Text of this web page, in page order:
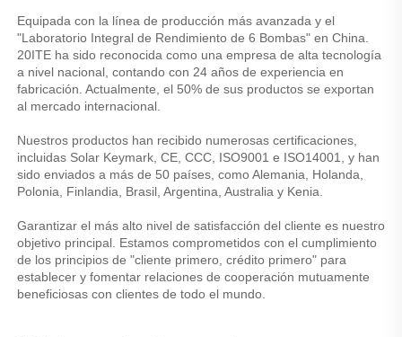
Equipada con la línea de producción más avanzada y el
"Laboratorio Integral de Rendimiento de 6 Bombas" en China.
20ITE ha sido reconocida como una empresa de alta tecnología
a nivel nacional, contando con 24 años de experiencia en
fabricación. Actualmente, el 50% de sus productos se exportan
al mercado internacional.
Nuestros productos han recibido numerosas certificaciones,
incluidas Solar Keymark, CE, CCC, ISO9001 e ISO14001, y han
sido enviados a más de 50 países, como Alemania, Holanda,
Polonia, Finlandia, Brasil, Argentina, Australia y Kenia.
Garantizar el más alto nivel de satisfacción del cliente es nuestro
objetivo principal. Estamos comprometidos con el cumplimiento
de los principios de "cliente primero, crédito primero" para
establecer y fomentar relaciones de cooperación mutuamente
beneficiosas con clientes de todo el mundo.